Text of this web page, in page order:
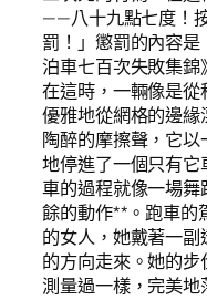
——八十九點七度！
罰！」懲罰的內容
泊車七百次失敗集
在這時，一輛像是從
優雅地從網格的邊
陶醉的摩擦聲，它
地停進了一個只有
車的過程就像一場
餘的動作**。跑車的
的女人，她戴著一
的方向走來。她的
測量過一樣，完美地